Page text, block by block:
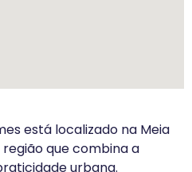
está localizado na Meia
que combina a
urbana.